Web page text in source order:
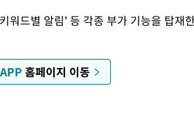
드별 알림' 등 각종 부가 기능을 탑재
홈페이지 이동